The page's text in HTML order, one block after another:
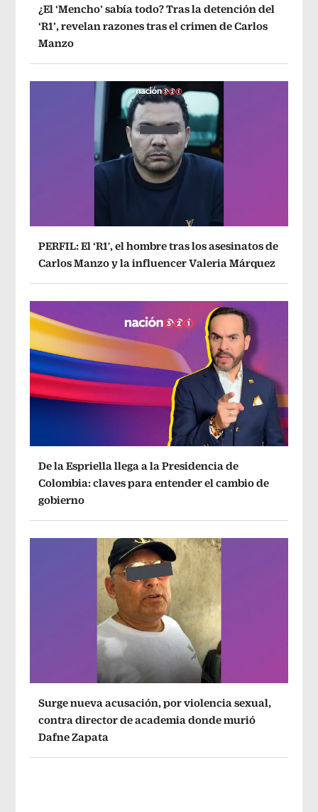
¿El ‘Mencho’ sabía todo? Tras la detención del
‘R1’, revelan razones tras el crimen de Carlos
Manzo
PERFIL: El ‘R1′, el hombre tras los asesinatos de
Carlos Manzo y la influencer Valeria Márquez
De la Espriella llega a la Presidencia de
Colombia: claves para entender el cambio de
gobierno
Surge nueva acusación, por violencia sexual,
contra director de academia donde murió
Dafne Zapata